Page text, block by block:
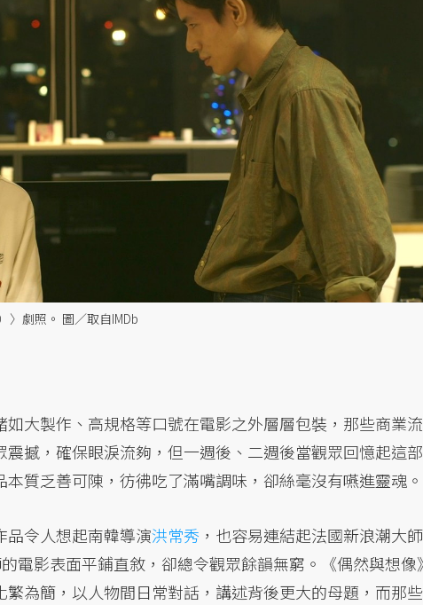
〉劇照。 圖／取自IMDb
大製作、高規格等口號在電影之外層層包裝，那些商業流
撼，確保眼淚流夠，但一週後、二週後當觀眾回憶起這部
質乏善可陳，彷彿吃了滿嘴調味，卻絲毫沒有嚥進靈魂。
品令人想起南韓導演洪常秀 ，也容易連結起法國新浪潮大師
電影表面平鋪直敘，卻總令觀眾餘韻無窮。《偶然與想像
為簡，以人物間日常對話，講述背後更大的母題，而那些